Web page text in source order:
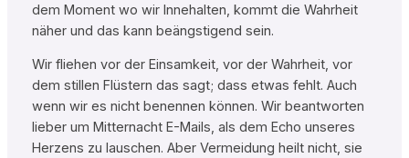
dem Moment wo wir Innehalten, kommt die Wahrheit
näher und das kann beängstigend sein.
Wir fliehen vor der Einsamkeit, vor der Wahrheit, vor
dem stillen Flüstern das sagt; dass etwas fehlt. Auch
wenn wir es nicht benennen können. Wir beantworten
lieber um Mitternacht E-Mails, als dem Echo unseres
Herzens zu lauschen. Aber Vermeidung heilt nicht, sie